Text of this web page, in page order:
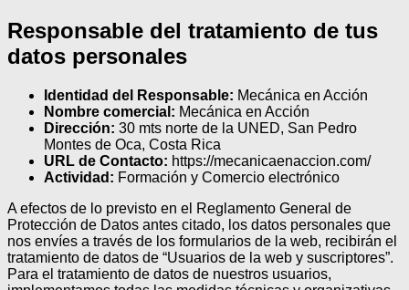
Responsable del tratamiento de tus
datos personales
Identidad del Responsable: Mecánica en Acción
Nombre comercial: Mecánica en Acción
Dirección: 30 mts norte de la UNED, San Pedro
Montes de Oca, Costa Rica
URL de Contacto: https://mecanicaenaccion.com/
Actividad: Formación y Comercio electrónico
A efectos de lo previsto en el Reglamento General de
Protección de Datos antes citado, los datos personales que
nos envíes a través de los formularios de la web, recibirán el
tratamiento de datos de “Usuarios de la web y suscriptores”.
Para el tratamiento de datos de nuestros usuarios,